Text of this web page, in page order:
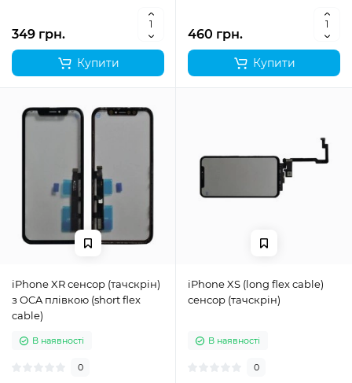
349 грн.
Купити
460 грн.
Купити
iPhone XR сенсор (тачскрін)
з OCA плівкою (short flex
cable)
В наявності
0
iPhone XS (long flex cable)
сенсор (тачскрін)
В наявності
0